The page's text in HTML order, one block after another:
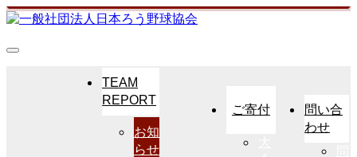
TEAM
REPORT
お知
らせ
ご寄付
問い合
わせ